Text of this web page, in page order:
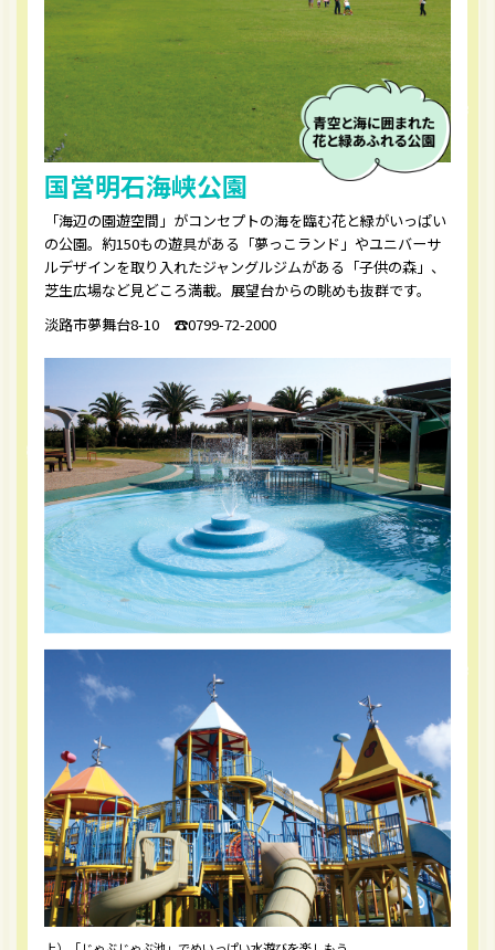
国営明石海峡公園
「海辺の園遊空間」がコンセプトの海を臨む花と緑がいっぱい
の公園。約150もの遊具がある「夢っこランド」やユニバーサ
ルデザインを取り入れたジャングルジムがある「子供の森」、
芝生広場など見どころ満載。展望台からの眺めも抜群です。
淡路市夢舞台8-10 ☎︎0799-72-2000